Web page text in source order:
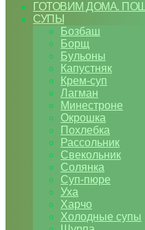
ГОТОВИМ ДОМА.
СУПЫ
Бозбаш
Борщ
Бульоны
Капустняк
Крем-суп
Лагман
Минестроне
Окрошка
Похлебка
Рассольник
Свекольник
Солянка
Суп-пюре
Уха
Харчо
Холодные супы